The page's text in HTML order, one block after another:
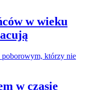
w wieku
w czasie